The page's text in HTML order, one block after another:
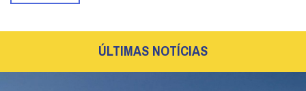
ÚLTIMAS NOTÍCIAS